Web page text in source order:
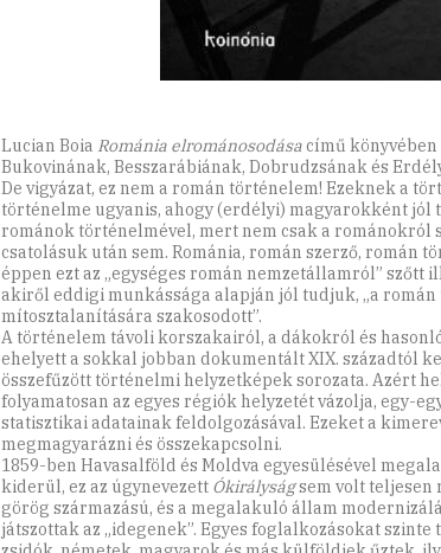
Lucian Boia Románia elrománosodásacímű könyvében
Bukovinának, Besszarábiának, Dobrudzsának és
De vigyázat, ez nem a román történelem! Ezeknek a
történelme ugyanis, ahogy (erdélyi) magyarokként jól
románok történelmével, mert nem csak a románokról
csatolásuk után sem. Románia, román szerző, román
éppen ezt az „egységes román nemzetállamról” szőtt
akiről eddigi munkássága alapján jól tudjuk, „a
mítosztalanítására szakosodott”.
A történelem távoli korszakairól, a dákokról és
ehelyett a sokkal jobban dokumentált XIX. századtól
összefűzött történelmi helyzetképek sorozata. Azért
folyamatosan az egyes régiók helyzetét vázolja, egy-
statisztikai adatainak feldolgozásával. Ezeket a
megmagyarázni és összekapcsolni.
1859-ben Havasalföld és Moldva egyesülésével
kiderül, ez az úgynevezett Ókirályságsem volt teljesen
görög származású, és a megalakuló állam
játszottak az „idegenek”. Egyes foglalkozásokat